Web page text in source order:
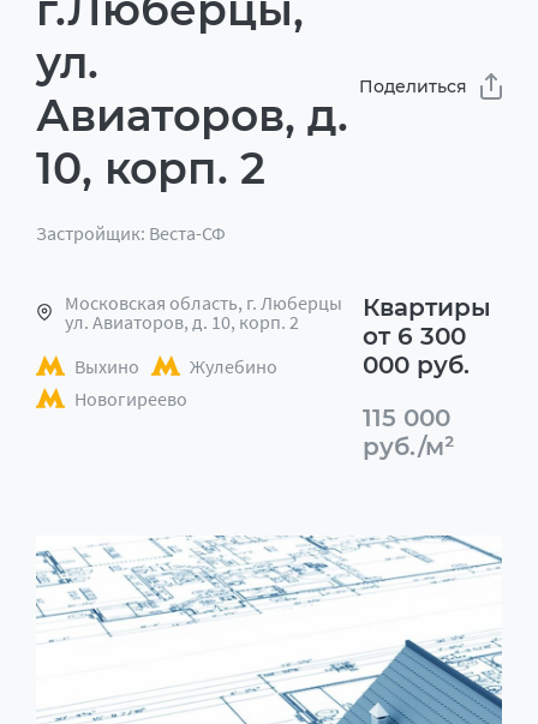
ул.
Авиаторов, д.
10, корп. 2
Застройщик: Веста-СФ
Поделиться
Московская область, г. Люберцы
ул. Авиаторов, д. 10, корп. 2
Выхино
Жулебино
Новогиреево
Квартиры
от 6 300
000 руб.
115 000
руб./м²